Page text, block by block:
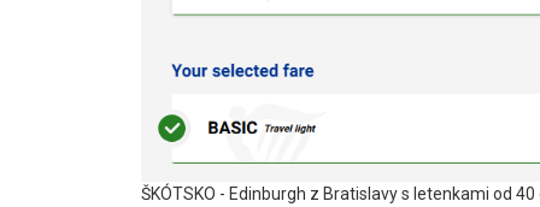
ŠKÓTSKO - Edinburgh z Bratislavy s letenkami od 40